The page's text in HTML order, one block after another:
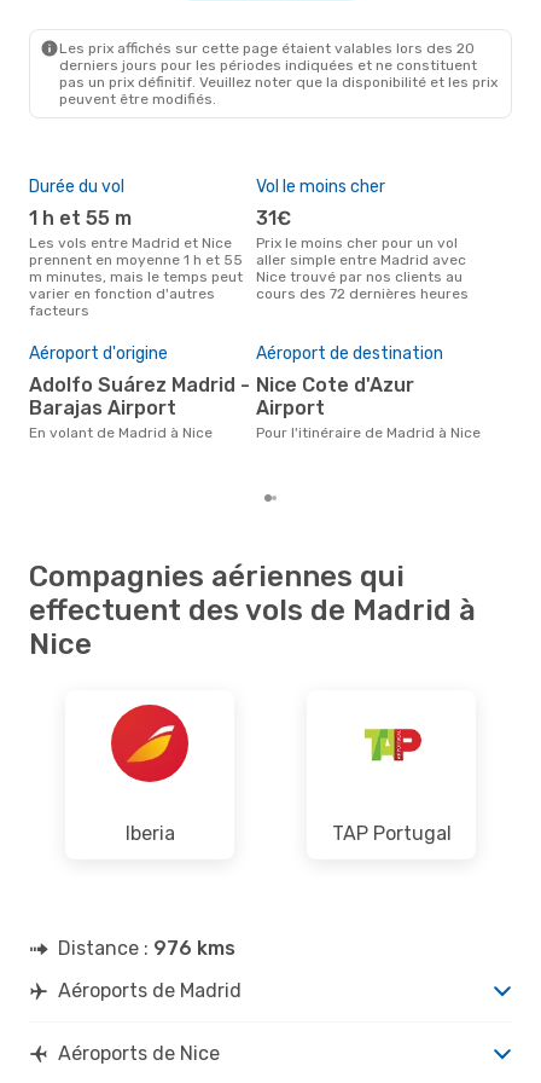
Les prix affichés sur cette page étaient valables lors des 20
derniers jours pour les périodes indiquées et ne constituent
pas un prix définitif. Veuillez noter que la disponibilité et les prix
peuvent être modifiés.
Durée du vol
1 h et 55 m
Les vols entre Madrid et Nice
prennent en moyenne 1 h et 55
m minutes, mais le temps peut
varier en fonction d'autres
facteurs
Vol le moins cher
31€
Prix le moins cher pour un vol
aller simple entre Madrid avec
Nice trouvé par nos clients au
cours des 72 dernières heures
Aéroport d'origine
Adolfo Suárez Madrid -
Barajas Airport
En volant de Madrid à Nice
Aéroport de destination
Nice Cote d'Azur
Airport
Pour l'itinéraire de Madrid à Nice
Compagnies aériennes qui
effectuent des vols de Madrid à
Nice
Iberia TAP Portugal
Distance : 976 kms
Aéroports de Madrid
Aéroports de Nice